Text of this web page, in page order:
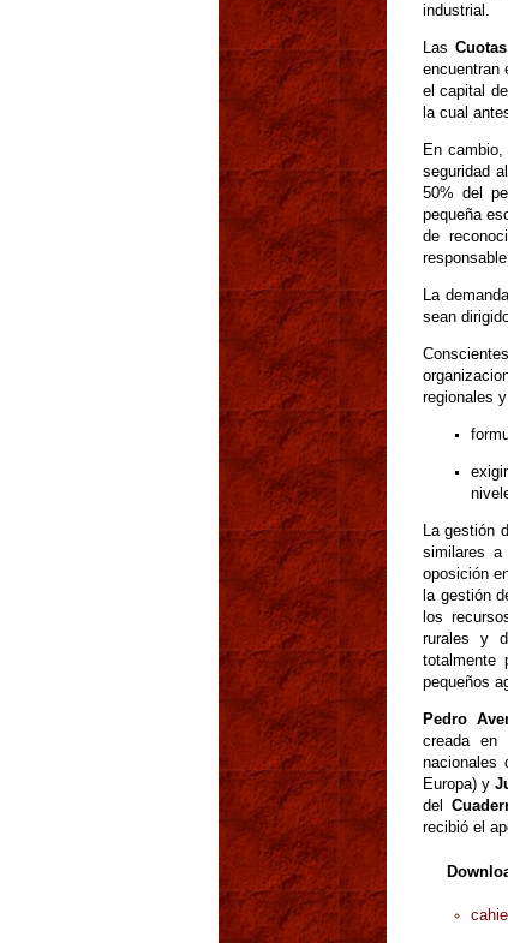
industrial.
Las
encuentran
el capital
la cual
En
seguridad
50% del
pequeña
de
La
sean
regionales
La gestión
similares
oposición
la gestión
los
rurales y
totalmente
pequeños
Pedro
creada en
nacionales
Europa) y
del
recibió el